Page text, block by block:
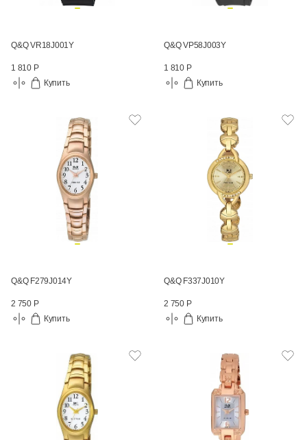
Q&Q VR18J001Y
1 810 Р
Купить
Q&Q VP58J003Y
1 810 Р
Купить
Q&Q F279J014Y
2 750 Р
Купить
Q&Q F337J010Y
2 750 Р
Купить